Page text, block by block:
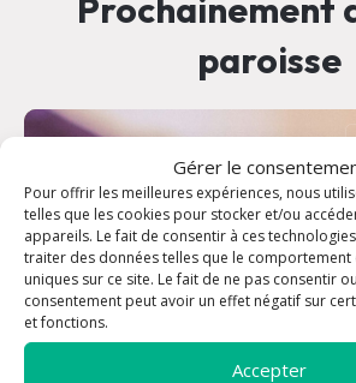
Gérer le
Pour offrir les meilleures expériences, nous
telles que les cookies pour stocker et/ou
appareils. Le fait de consentir à ces
traiter des données telles que le comportement
uniques sur ce site. Le fait de ne pas consentir
consentement peut avoir un effet négatif sur
et fonctions.
Accepter
Prochainement
paroisse